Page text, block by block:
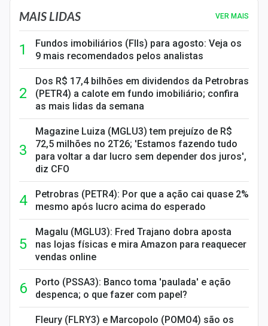
MAIS LIDAS VER MAIS
Fundos imobiliários (FIIs) para agosto: Veja os
9 mais recomendados pelos analistas
Dos R$ 17,4 bilhões em dividendos da Petrobras
(PETR4) a calote em fundo imobiliário; confira
as mais lidas da semana
Magazine Luiza (MGLU3) tem prejuízo de R$
72,5 milhões no 2T26; 'Estamos fazendo tudo
para voltar a dar lucro sem depender dos juros',
diz CFO
Petrobras (PETR4): Por que a ação cai quase 2%
mesmo após lucro acima do esperado
Magalu (MGLU3): Fred Trajano dobra aposta
nas lojas físicas e mira Amazon para reaquecer
vendas online
Porto (PSSA3): Banco toma 'paulada' e ação
despenca; o que fazer com papel?
Fleury (FLRY3) e Marcopolo (POMO4) são os